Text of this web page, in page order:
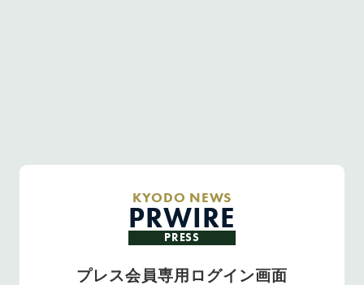
KYODO NEWS
PRWIRE
PRESS
プレス会員専用ログイン画面